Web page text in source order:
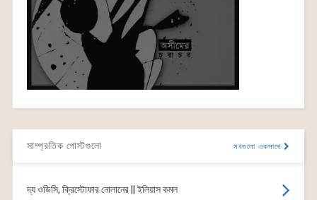
সাম্প্রতিক পোস্টগুলো সবগুলো একসাথে
দ্য ওডিসি, ক্রিস্টোফার নোলানের || ইলিয়াস কমল